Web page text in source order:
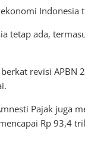
Indonesia
tetap ada,
revisi APBN
Pajak juga
Rp 93,4